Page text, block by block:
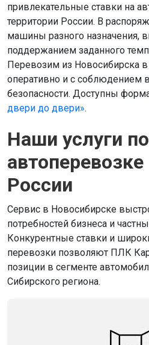
привлекательные ставки на
территории России. В
машины разного назначения,
поддержанием заданного
Перевозим из Новосибирска
оперативно и с соблюдением
безопасности. Доступны
двери до двери».
Наши услуги по
автоперевозке
России
Сервис в Новосибирске
потребностей бизнеса и
Конкурентные ставки и
перевозки позволяют ПЛК
позиции в сегменте
Сибирского региона.